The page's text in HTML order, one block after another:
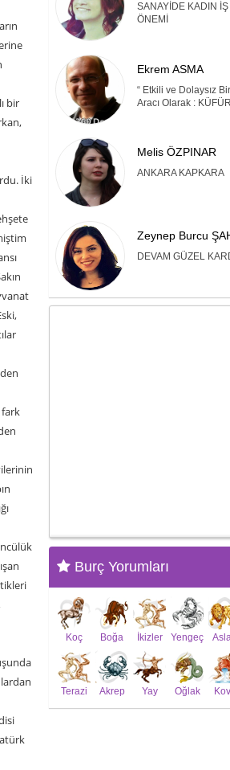
bir
İki
fark
SANAYİDE KADIN
ÖNEMİ
Ekrem ASMA
“ Etkili ve Dolaysız
Aracı Olarak :
Melis ÖZPINAR
ANKARA KAPKARA
Zeynep Burcu
DEVAM GÜZEL
Burç Yorumları
Koç Boğa İkizler Yengeç
Terazi Akrep Yay Oğlak